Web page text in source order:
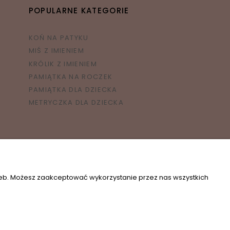
POPULARNE KATEGORIE
KOŃ NA PATYKU
MIŚ Z IMIENIEM
KRÓLIK Z IMIENIEM
PAMIĄTKA NA ROCZEK
PAMIĄTKA DLA DZIECKA
METRYCZKA DLA DZIECKA
Możesz zaakceptować wykorzystanie przez nas wszystkich